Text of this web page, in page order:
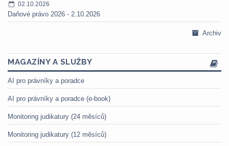
02.10.2026
Daňové právo 2026 - 2.10.2026
Archiv
MAGAZÍNY A SLUŽBY
AI pro právníky a poradce
AI pro právníky a poradce (e-book)
Monitoring judikatury (24 měsíců)
Monitoring judikatury (12 měsíců)